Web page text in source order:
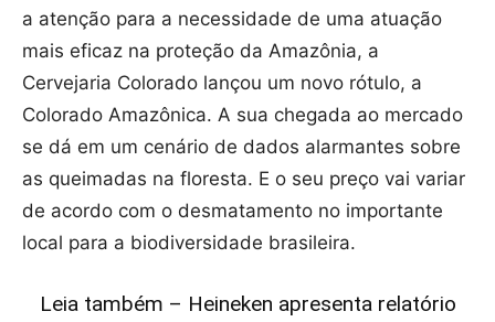
a atenção para a necessidade de uma atuação
mais eficaz na proteção da Amazônia, a
Cervejaria Colorado lançou um novo rótulo, a
Colorado Amazônica. A sua chegada ao mercado
se dá em um cenário de dados alarmantes sobre
as queimadas na floresta. E o seu preço vai variar
de acordo com o desmatamento no importante
local para a biodiversidade brasileira.
Leia também – Heineken apresenta relatório